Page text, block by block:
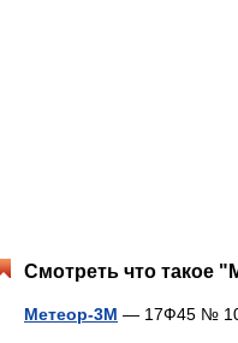
Смотреть что такое
Метеор-3М — 17Ф45 №